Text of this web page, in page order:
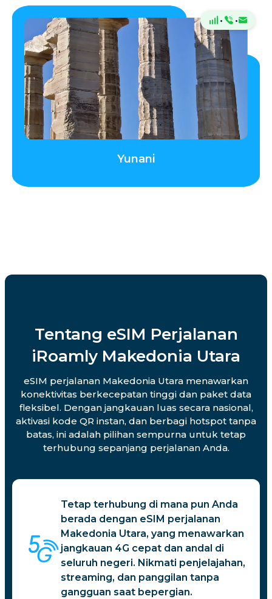
· ·
Yunani
Tentang eSIM Perjalanan
iRoamly Makedonia Utara
eSIM perjalanan Makedonia Utara menawarkan
konektivitas berkecepatan tinggi dan paket data
fleksibel. Dengan jangkauan luas secara nasional,
aktivasi kode QR instan, dan berbagi hotspot tanpa
batas, ini adalah pilihan sempurna untuk tetap
terhubung sepanjang perjalanan Anda.
Tetap terhubung di mana pun Anda
berada dengan eSIM perjalanan
Makedonia Utara, yang menawarkan
jangkauan 4G cepat dan andal di
seluruh negeri. Nikmati penjelajahan,
streaming, dan panggilan tanpa
gangguan saat bepergian.